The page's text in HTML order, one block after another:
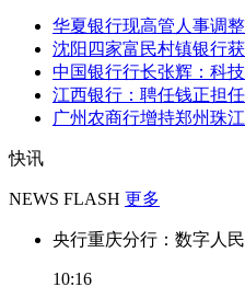
华夏银行现高管人事调
沈阳四家富民村镇银行
中国银行行长张辉：科
江西银行：聘任钱正担
广州农商行增持郑州珠
快讯
NEWS FLASH 更多
央行重庆分行：数字人
10:16